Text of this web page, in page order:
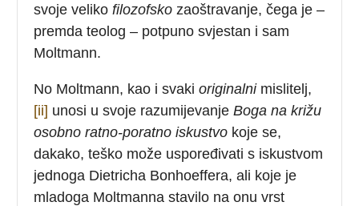
svoje velikofilozofsko zaoštravanje, čega je –
premda teolog – potpuno svjestan i sam
Moltmann.
No Moltmann, kao i svakioriginalnimislitelj,
[ii] unosi u svoje razumijevanjeBoga na križu
osobno ratno-poratno iskustvo koje se,
dakako, teško može uspoređivati s iskustvom
jednoga Dietricha Bonhoeffera, ali koje je
mladoga Moltmanna stavilo na onu vrst